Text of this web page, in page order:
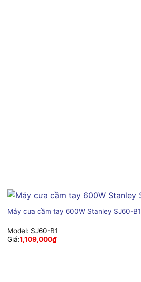
Máy cưa cầm tay 600W Stanley SJ60-B1
Model: SJ60-B1
Giá:1,109,000₫